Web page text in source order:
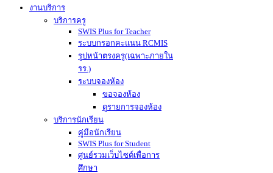
งานบริการ
บริการครู
SWIS Plus for Teacher
ระบบกรอกคะแนน RCMIS
รูปหน้าตรงครู(เฉพาะภายใน
รร.)
ระบบจองห้อง
ขอจองห้อง
ดูรายการจองห้อง
บริการนักเรียน
คู่มือนักเรียน
SWIS Plus for Student
ศูนย์รวมเว็บไซต์เพื่อการ
ศึกษา